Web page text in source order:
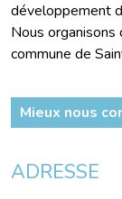
développement
Nous
commune de
Mieux nous
ADRESSE